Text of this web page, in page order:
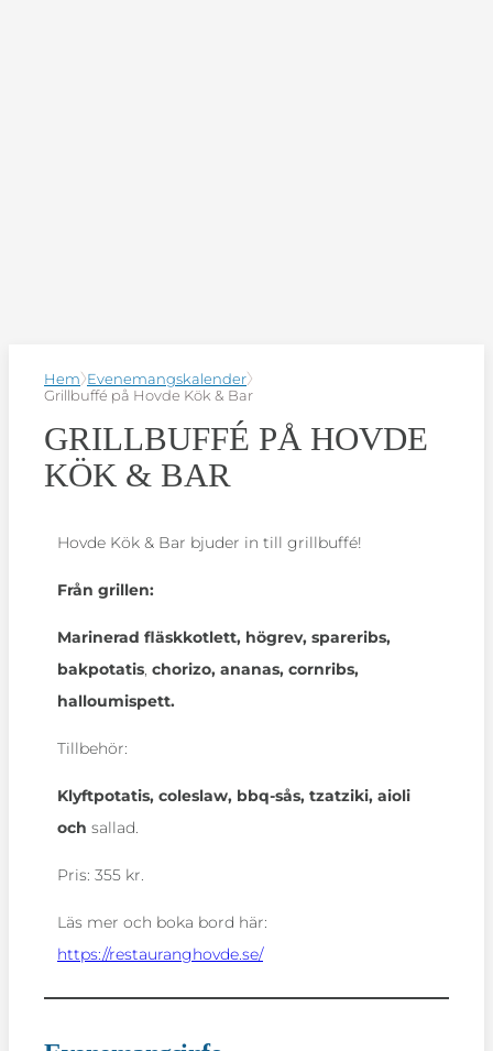
Hem Evenemangskalender
Grillbuffé på Hovde Kök & Bar
GRILLBUFFÉ PÅ HOVDE
KÖK & BAR
Hovde Kök & Bar bjuder in till grillbuffé!
Från grillen:
Marinerad fläskkotlett, högrev, spareribs,
bakpotatis chorizo, ananas, cornribs,
halloumispett.
Tillbehör:
Klyftpotatis, coleslaw, bbq-sås, tzatziki, aioli
och sallad.
Pris: 355 kr.
Läs mer och boka bord här:
https://restauranghovde.se/